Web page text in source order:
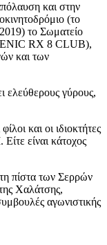
και στην
(το
το Σωματείο
RX 8 CLUB),
και των
ελεύθερους γύρους,
και οι ιδιοκτήτες
είναι κάτοχος
πίστα των Σερρών
Χαλάτσης,
αγωνιστικής